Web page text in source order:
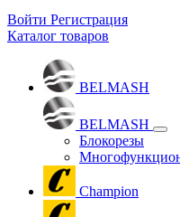
Войти Регистрация
Каталог товаров
BELMASH
BELMASH
Блокорезы
Champion